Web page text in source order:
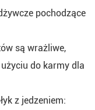
pochodzące
są wrażliwe,
do karmy dla
z jedzeniem: